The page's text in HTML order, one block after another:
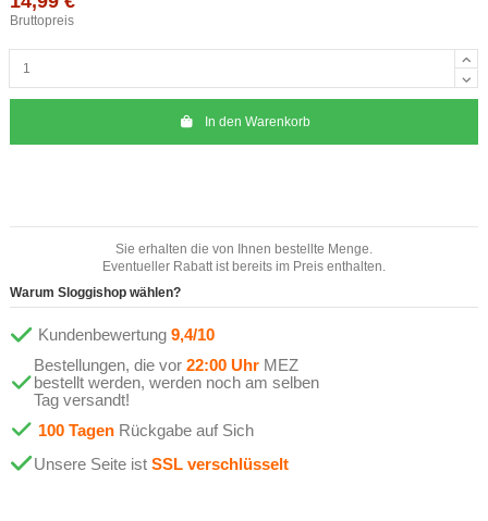
Bruttopreis
In den Warenkorb
Sie erhalten die von Ihnen bestellte Menge.
Eventueller Rabatt ist bereits im Preis enthalten.
Warum Sloggishop wählen?
Kundenbewertung 9,4/10
Bestellungen, die vor 22:00 Uhr MEZ
bestellt werden, werden noch am selben
Tag versandt!
100 Tagen Rückgabe auf Sich
Unsere Seite ist SSL verschlüsselt